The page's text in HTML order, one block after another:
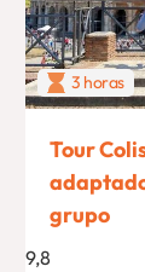
3 horas
Tour
grupo
9,8